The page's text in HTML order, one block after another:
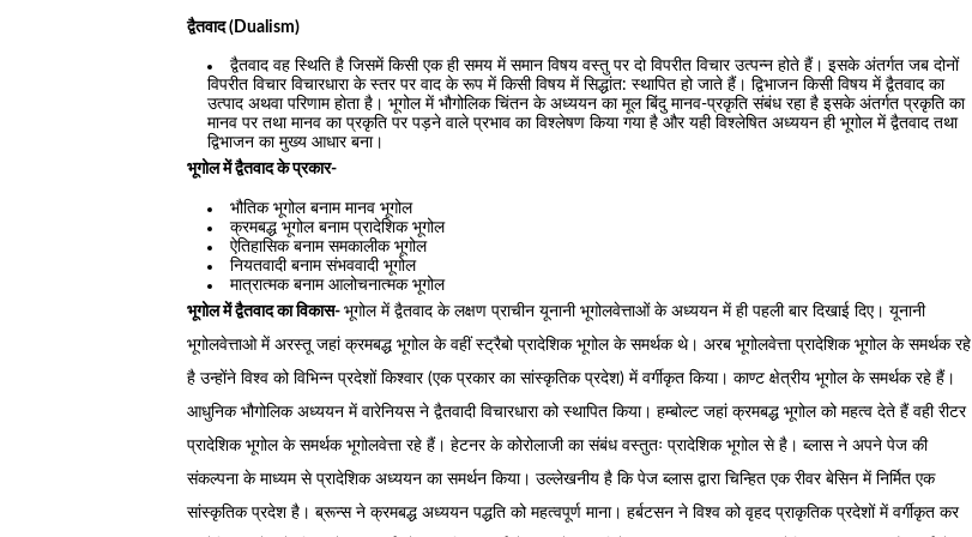
द्वैतवाद (Dualism)
द्वैतवाद वह स्थिति है जिसमें किसी एक ही समय में समान विषय वस्तु पर दो विपरीत विचार उत्पन्न होते हैं। इसके अंतर्गत जब दोनों
विपरीत विचार विचारधारा के स्तर पर वाद के रूप में किसी विषय में सिद्धांत: स्थापित हो जाते हैं। द्विभाजन किसी विषय में द्वैतवाद का
उत्पाद अथवा परिणाम होता है। भूगोल में भौगोलिक चिंतन के अध्ययन का मूल बिंदु मानव-प्रकृति संबंध रहा है इसके अंतर्गत प्रकृति का
मानव पर तथा मानव का प्रकृति पर पड़ने वाले प्रभाव का विश्लेषण किया गया है और यही विश्लेषित अध्ययन ही भूगोल में द्वैतवाद तथा
द्विभाजन का मुख्य आधार बना।
भूगोल में द्वैतवाद के प्रकार-
भौतिक भूगोल बनाम मानव भूगोल
क्रमबद्ध भूगोल बनाम प्रादेशिक भूगोल
ऐतिहासिक बनाम समकालीक भूगोल
नियतवादी बनाम संभववादी भूगोल
मात्रात्मक बनाम आलोचनात्मक भूगोल
भूगोल में द्वैतवाद का विकास- भूगोल में द्वैतवाद के लक्षण प्राचीन यूनानी भूगोलवेत्ताओं के अध्ययन में ही पहली बार दिखाई दिए। यूनानी
भूगोलवेत्ताओ में अरस्तू जहां क्रमबद्ध भूगोल के वहीं स्ट्रैबो प्रादेशिक भूगोल के समर्थक थे। अरब भूगोलवेत्ता प्रादेशिक भूगोल के समर्थक रहे
है उन्होंने विश्व को विभिन्न प्रदेशों किश्वार (एक प्रकार का सांस्कृतिक प्रदेश) में वर्गीकृत किया। काण्ट क्षेत्रीय भूगोल के समर्थक रहे हैं।
आधुनिक भौगोलिक अध्ययन में वारेनियस ने द्वैतवादी विचारधारा को स्थापित किया। हम्बोल्ट जहां क्रमबद्ध भूगोल को महत्व देते हैं वही रीटर
प्रादेशिक भूगोल के समर्थक भूगोलवेत्ता रहे हैं। हेटनर के कोरोलाजी का संबंध वस्तुतः प्रादेशिक भूगोल से है। ब्लास ने अपने पेज की
संकल्पना के माध्यम से प्रादेशिक अध्ययन का समर्थन किया। उल्लेखनीय है कि पेज ब्लास द्वारा चिन्हित एक रीवर बेसिन में निर्मित एक
सांस्कृतिक प्रदेश है। ब्रून्स ने क्रमबद्ध अध्ययन पद्धति को महत्वपूर्ण माना। हर्बटसन ने विश्व को वृहद प्राकृतिक प्रदेशों में वर्गीकृत कर